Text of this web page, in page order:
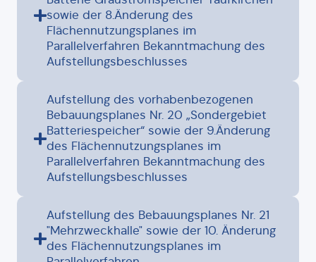
sowie der 8.Änderung des
Flächennutzungsplanes im
Parallelverfahren Bekanntmachung des
Aufstellungsbeschlusses
Aufstellung des vorhabenbezogenen
Bebauungsplanes Nr. 20 „Sondergebiet
Batteriespeicher“ sowie der 9.Änderung
des Flächennutzungsplanes im
Parallelverfahren Bekanntmachung des
Aufstellungsbeschlusses
Aufstellung des Bebauungsplanes Nr. 21
"Mehrzweckhalle" sowie der 10. Änderung
des Flächennutzungsplanes im